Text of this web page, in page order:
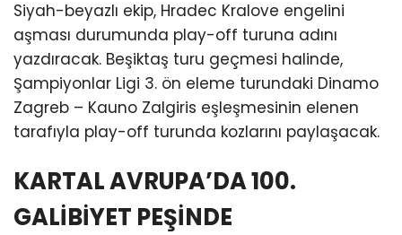
Siyah-beyazlı ekip, Hradec Kralove engelini
aşması durumunda play-off turuna adını
yazdıracak. Beşiktaş turu geçmesi halinde,
Şampiyonlar Ligi 3. ön eleme turundaki Dinamo
Zagreb – Kauno Zalgiris eşleşmesinin elenen
tarafıyla play-off turunda kozlarını paylaşacak.
KARTAL AVRUPA’DA 100.
GALİBİYET PEŞİNDE